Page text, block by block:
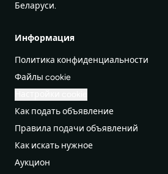
Беларуси.
Информация
Политика конфиденциальности
Файлы cookie
Как подать объявление
Правила подачи объявлений
Как искать нужное
Аукцион